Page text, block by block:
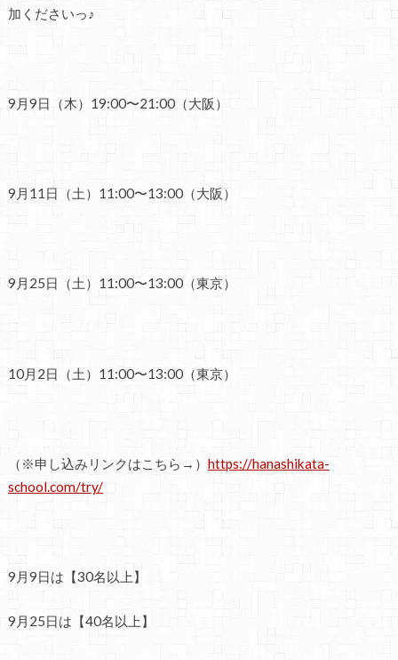
加くださいっ♪
9月9日（木）19:00〜21:00（大阪）
9月11日（土）11:00〜13:00（大阪）
9月25日（土）11:00〜13:00（東京）
10月2日（土）11:00〜13:00（東京）
（※申し込みリンクはこちら→） https://hanashikata-
school.com/try/
9月9日は【30名以上】
9月25日は【40名以上】